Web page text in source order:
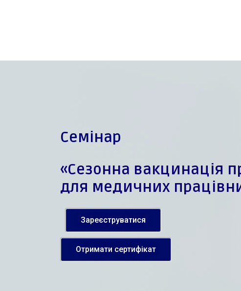
Семінар
«Сезонна вакцинація
для медичних
Зареєструватися
Отримати сертифікат